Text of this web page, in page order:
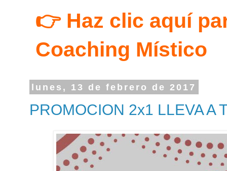
👉 Haz clic aquí
Coaching Místico
lunes, 13 de febrero de 2017
PROMOCION 2x1 LLEVA A